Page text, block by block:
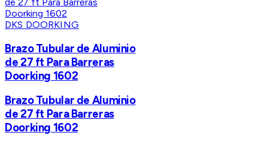
DKS DOORKING
Brazo Tubular de Aluminio
de 27 ft Para Barreras
Doorking 1602
Brazo Tubular de Aluminio
de 27 ft Para Barreras
Doorking 1602